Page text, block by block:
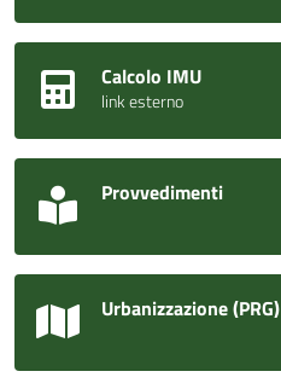
Calcolo IMU
link esterno
Provvedimenti
Urbanizzazione (PRG)